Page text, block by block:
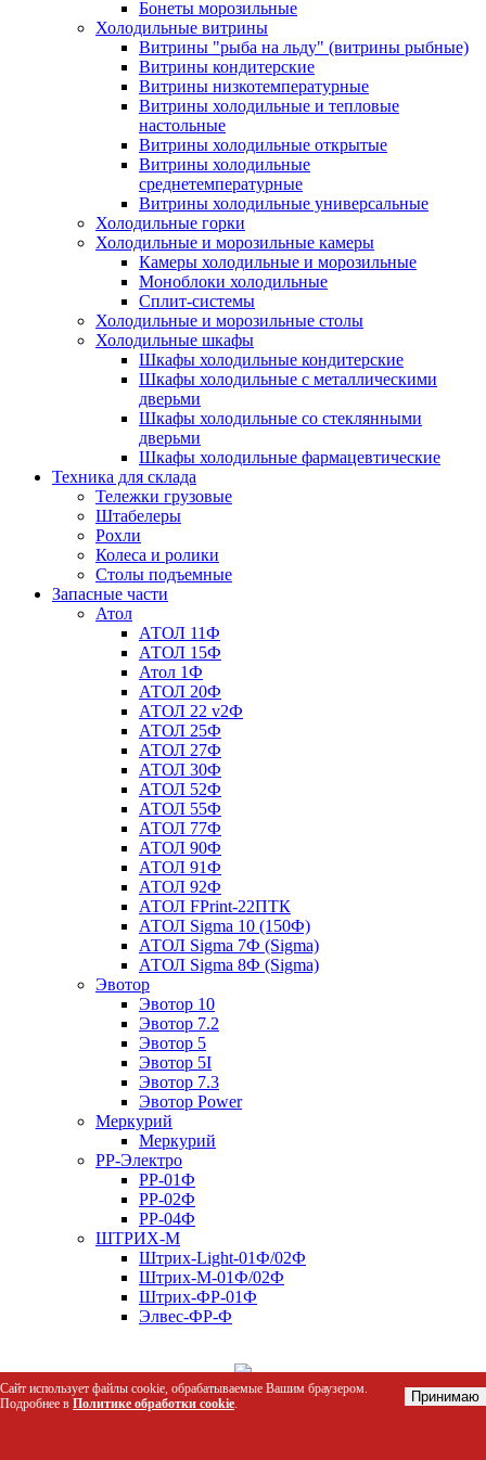
Бонеты морозильные
Холодильные витрины
Витрины "рыба на льду" (витрины рыбные)
Витрины кондитерские
Витрины низкотемпературные
Витрины холодильные и тепловые
настольные
Витрины холодильные открытые
Витрины холодильные
среднетемпературные
Витрины холодильные универсальные
Холодильные горки
Холодильные и морозильные камеры
Камеры холодильные и морозильные
Моноблоки холодильные
Сплит-системы
Холодильные и морозильные столы
Холодильные шкафы
Шкафы холодильные кондитерские
Шкафы холодильные с металлическими
дверьми
Шкафы холодильные со стеклянными
дверьми
Шкафы холодильные фармацевтические
Техника для склада
Тележки грузовые
Штабелеры
Рохли
Колеса и ролики
Столы подъемные
Запасные части
Атол
АТОЛ 11Ф
АТОЛ 15Ф
Атол 1Ф
АТОЛ 20Ф
АТОЛ 22 v2Ф
АТОЛ 25Ф
АТОЛ 27Ф
АТОЛ 30Ф
АТОЛ 52Ф
АТОЛ 55Ф
АТОЛ 77Ф
АТОЛ 90Ф
АТОЛ 91Ф
АТОЛ 92Ф
АТОЛ FPrint-22ПТК
АТОЛ Sigma 10 (150Ф)
АТОЛ Sigma 7Ф (Sigma)
АТОЛ Sigma 8Ф (Sigma)
Эвотор
Эвотор 10
Эвотор 7.2
Эвотор 5
Эвотор 5I
Эвотор 7.3
Эвотор Power
Меркурий
Меркурий
РР-Электро
РР-01Ф
РР-02Ф
РР-04Ф
ШТРИХ-М
Штрих-Light-01Ф/02Ф
Штрих-М-01Ф/02Ф
Штрих-ФР-01Ф
Элвес-ФР-Ф
каталог Фильтр
Сайт использует файлы cookie, обрабатываемые Вашим браузером.
Подробнее в Политике обработки cookie. Принимаю